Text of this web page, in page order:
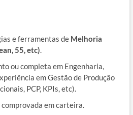
e ferramentas de Melhoria
55, etc).
ou completa em Engenharia,
em Gestão de Produção
PCP, KPIs, etc).
em carteira.